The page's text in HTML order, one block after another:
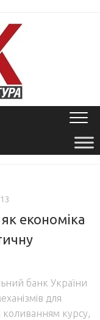
економіка
банк України
для
курсу,